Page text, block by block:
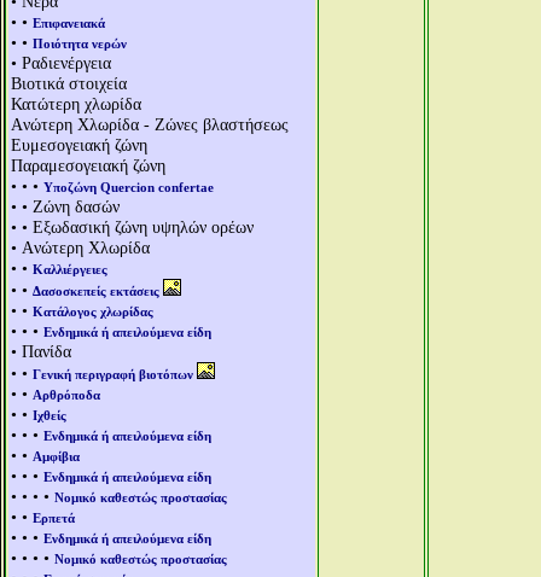
• • Επιφανειακά
• • Ποιότητα νερών
• Ραδιενέργεια
Βιοτικά στοιχεία
Κατώτερη χλωρίδα
Aνώτερη Χλωρίδα - Ζώνες βλαστήσεως
Ευμεσογειακή ζώνη
Παραμεσογειακή ζώνη
• • • Υποζώνη Quercion confertae
• • Ζώνη δασών
• • Εξωδασική ζώνη υψηλών ορέων
• Aνώτερη Χλωρίδα
• • Καλλιέργειες
• • Δασοσκεπείς εκτάσεις
• • Κατάλογος χλωρίδας
• • • Ενδημικά ή απειλούμενα είδη
• Πανίδα
• • Γενική περιγραφή βιοτόπων
• • Αρθρόποδα
• • Ιχθείς
• • • Ενδημικά ή απειλούμενα είδη
• • Αμφίβια
• • • Ενδημικά ή απειλούμενα είδη
• • • • Νομικό καθεστώς προστασίας
• • Ερπετά
• • • Ενδημικά ή απειλούμενα είδη
• • • • Νομικό καθεστώς προστασίας